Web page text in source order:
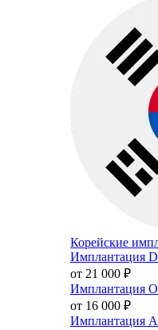
Корейские
Имплантация
от 21 000 ₽
Имплантация
от 16 000 ₽
Имплантация